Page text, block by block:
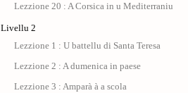
Lezzione 20 : A Corsica in u Mediterraniu
Livellu 2
Lezzione 1 : U battellu di Santa Teresa
Lezzione 2 : A dumenica in paese
Lezzione 3 : Amparà à a scola